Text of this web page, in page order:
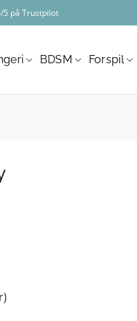
5 på Trustpilot
BDSM Forspil